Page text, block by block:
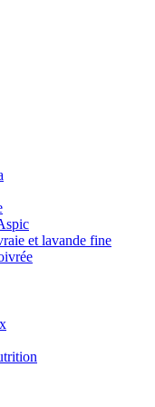
et lavande fine